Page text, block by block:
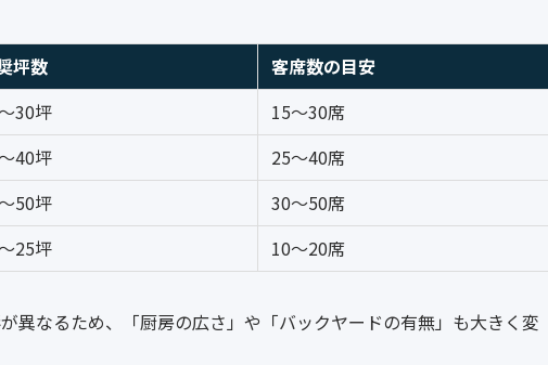
坪数
客席数の目安
30坪
15〜30席
40坪
25〜40席
50坪
30〜50席
25坪 10〜20席
異なるため、「厨房の広さ」や「バックヤードの有無」も大きく変